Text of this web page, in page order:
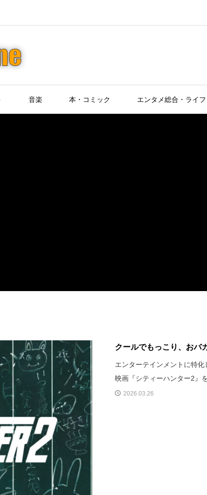
音楽 本・コミック エンタメ総合・ライフ
クールでもっこり、おバ
エンターテインメントに特
映画『シティーハンター2』
2026.03.26